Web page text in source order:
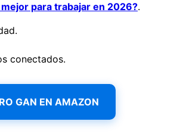
para trabajar en 2026?.
conectados.
GAN EN AMAZON